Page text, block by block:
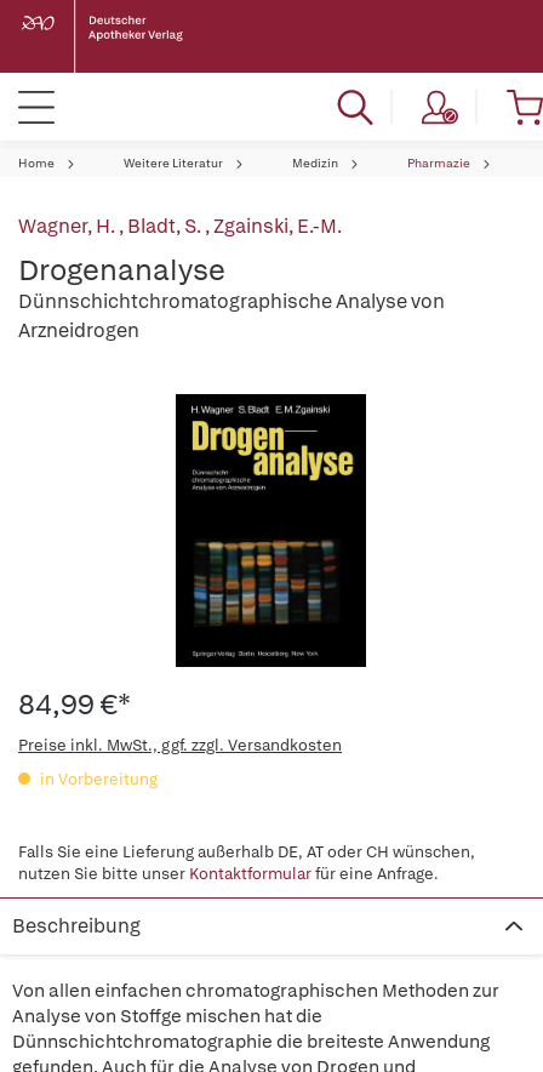
Home Weitere Literatur Medizin Pharmazie
Wagner, H.,Bladt, S.,Zgainski, E.-M.
Drogenanalyse
Dünnschichtchromatographische Analyse von
Arzneidrogen
84,99 €*
Preise inkl. MwSt., ggf. zzgl. Versandkosten
in Vorbereitung
Falls Sie eine Lieferung außerhalb DE, AT oder CH wünschen,
nutzen Sie bitte unser Kontaktformularfür eine Anfrage.
Beschreibung
Von allen einfachen chromatographischen Methoden zur
Analyse von Stoffge mischen hat die
Dünnschichtchromatographie die breiteste Anwendung
gefunden. Auch für die Analyse von Drogen und